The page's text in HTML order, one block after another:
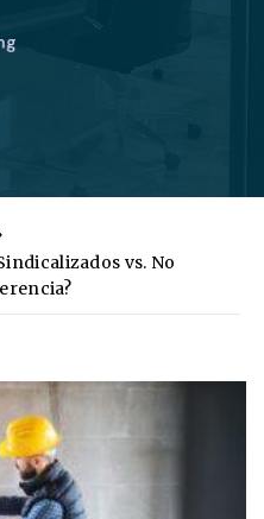
vs. No